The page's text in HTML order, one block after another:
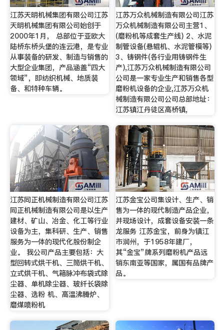
江苏天明机械集团有限公司江苏
天明机械集团有限公司始创于
2000年1月， 总部位于亚欧大
陆桥东桥头堡的连云港，是专业
从事装备的研发、制造与销售的
大型企业集团，产品涵盖“四大
领域”，即纺织机械、地质装
备、和特种车辆。
江苏万众机械制造有限公司江苏
万众机械制造有限公司主营1、
(磨粉机等成套生产线) 2、水泥
制管设备(悬辊机、水泥管模等)
3、铸钢件(各行业用铸钢件生
产),江苏万众机械制造有限公司
公司是一家专业生产和销售各型
磨粉机设备的企业,江苏万众机
械制造有限公司公司总部地址：
江苏镇江丹徒区高桥镇,
江苏同正机械制造有限公司江苏
同正机械制造有限公司是以生产
建材、矿山、冶金、化工等行业
设备为主，集科研、生产、销售
服务为一体的现代化股份制企
业。 我公司产品主要包括：大
型回转式烘干机、三筒烘干机、
立式烘干机、气箱脉冲布袋式除
尘器、单机除尘器、玻纤长袋除
尘器、选粉 机、高温沸腾炉、
磨煤喷粉机
江苏金宝公司集设计、生产、销
售为一体的现代制造产品企业，
并现场设计，成套设备安装一条
龙服务 江苏金宝，前身为镇江
市润州，于1958年建厂，
其“金宝”牌系列磨粉机产品远
销东南亚等国家，属国有品牌产
品。